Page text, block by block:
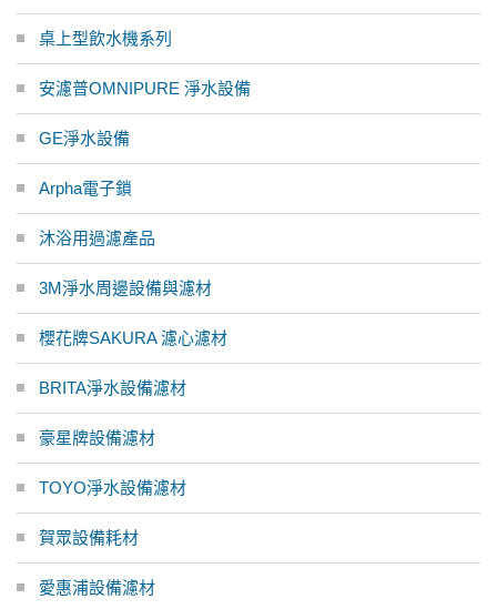
桌上型飲水機系列
安濾普OMNIPURE 淨水設備
GE淨水設備
Arpha電子鎖
沐浴用過濾產品
3M淨水周邊設備與濾材
櫻花牌SAKURA 濾心濾材
BRITA淨水設備濾材
豪星牌設備濾材
TOYO淨水設備濾材
賀眾設備耗材
愛惠浦設備濾材